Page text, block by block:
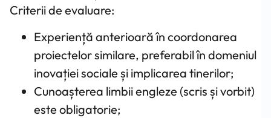
Criterii de evaluare:
Experiență anterioară în coordonarea
proiectelor similare, preferabil în domeniul
inovației sociale și implicarea tinerilor;
Cunoașterea limbii engleze (scris și vorbit)
este obligatorie;